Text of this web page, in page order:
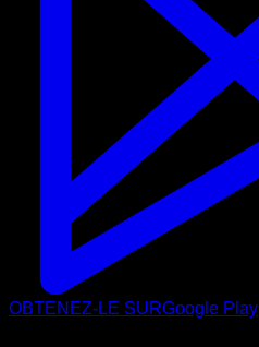
OBTENEZ-LE SURGoogle Play